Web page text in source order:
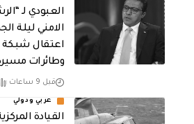
العبودي لـ
الامني ليلة
اعتقال شبكة
وطائرات
قبل 9 ساعات
عربي ودولي
القيادة